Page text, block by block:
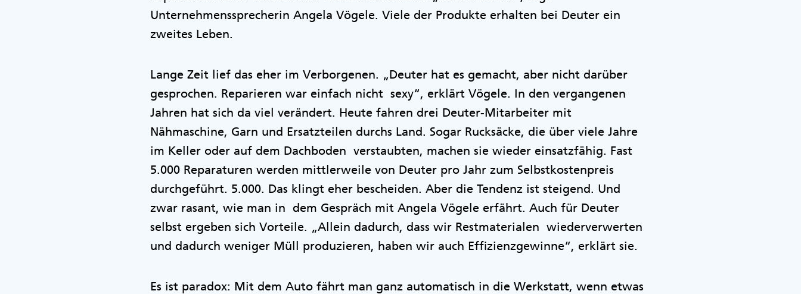
Unternehmenssprecherin Angela Vögele. Viele der Produkte erhalten bei Deuter ein
zweites Leben.
Lange Zeit lief das eher im Verborgenen. „Deuter hat es gemacht, aber nicht darüber
gesprochen. Reparieren war einfach nicht sexy“, erklärt Vögele. In den vergangenen
Jahren hat sich da viel verändert. Heute fahren drei Deuter-Mitarbeiter mit
Nähmaschine, Garn und Ersatzteilen durchs Land. Sogar Rucksäcke, die über viele Jahre
im Keller oder auf dem Dachboden verstaubten, machen sie wieder einsatzfähig. Fast
5.000 Reparaturen werden mittlerweile von Deuter pro Jahr zum Selbstkostenpreis
durchgeführt. 5.000. Das klingt eher bescheiden. Aber die Tendenz ist steigend. Und
zwar rasant, wie man in dem Gespräch mit Angela Vögele erfährt. Auch für Deuter
selbst ergeben sich Vorteile. „Allein dadurch, dass wir Restmaterialen wiederverwerten
und dadurch weniger Müll produzieren, haben wir auch Effizienzgewinne“, erklärt sie.
Es ist paradox: Mit dem Auto fährt man ganz automatisch in die Werkstatt, wenn etwas